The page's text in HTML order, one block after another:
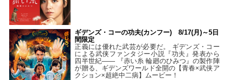
ギデンズ・コーの功夫(カンフー) 8/17(月)～5日
間限定
正義には優れた武芸が必要だ。 ギデンズ・コー
による武侠ファンタジー小説『功夫』発表から
四半世紀―― 『赤い糸 輪廻のひみつ』の製作陣
が贈る、ギデンズワールド全開の【青春×武侠ア
クション×超絶中二病】ムービー！